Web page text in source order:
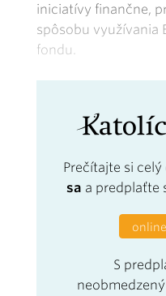
iniciatívy finančne,
spôsobu využívania
fondu.
Prečítajte si celý
sa a predplaťte
S